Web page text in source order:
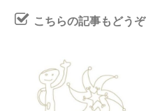
こちらの記事もどうぞ